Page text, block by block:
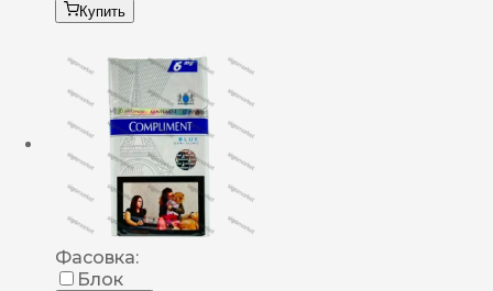
Купить
Фасовка:
Блок